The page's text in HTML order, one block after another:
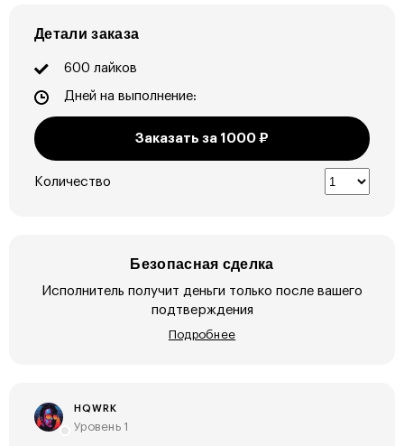
Детали заказа
600 лайков
Дней на выполнение:
Заказать за 1000 ₽
Количество
Безопасная сделка
Исполнитель получит деньги только после вашего
подтверждения
Подробнее
HQWRK
Уровень 1